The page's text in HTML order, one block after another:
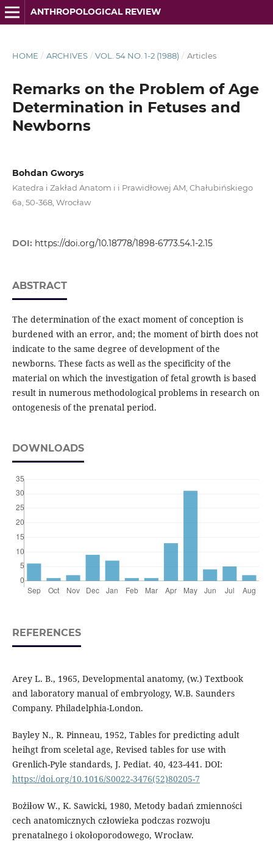
ANTHROPOLOGICAL REVIEW
HOME / ARCHIVES / VOL. 54 NO. 1-2 (1988) / Articles
Remarks on the Problem of Age
Determination in Fetuses and
Newborns
Bohdan Gworys
Katedra i Zakład Anatom i i Prawidłowej AM, Chałubińskiego
6a, 50-368, Wrocław
DOI: https://doi.org/10.18778/1898-6773.54.1-2.15
ABSTRACT
The determination of the exact moment of conception is
burdened with an error, and; the moment of birth does not
indicate to the same degree of development of the
newborns. These facts as well as the specificity of the
material on which the investigation of fetal growth is based
result in numerous methodological problems in research on
ontogenesis of the prenatal period.
DOWNLOADS
REFERENCES
Arey L. B., 1965, Developmental anatomy, (w.) Textbook
and laboratory manual of embryology, W.B. Saunders
Company. Philadelphia-London.
Bayley N., R. Pinneau, 1952, Tables for predicting adult
heihgt from sceletal age, Revised tables for use with
Grenlich-Pyle standards, J. Pediat. 40, 423-441. DOI:
https://doi.org/10.1016/S0022-3476(52)80205-7
Bożiłow W., K. Sawicki, 1980, Metody badań zmienności
cech anatomicznych człowieka podczas rozwoju
prenatalnego i okołoporodowego, Wrocław.